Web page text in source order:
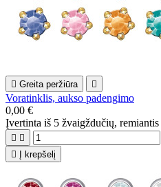
 Greita peržiūra 
Voratinklis, aukso padengimo
0,00 €
Įvertinta iš 5 žvaigždučių, remiantis
 

Į krepšelį